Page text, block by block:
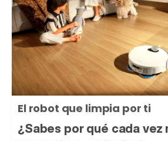
El robot que limpia por ti
¿Sabes por qué cada vez